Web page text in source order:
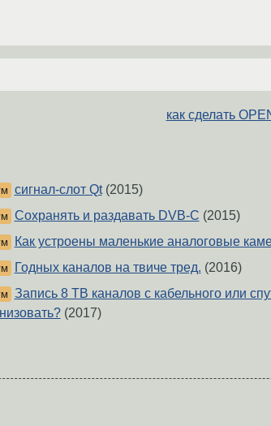
как сделать
сигнал-слот Qt(2015)
Сохранять и раздавать DVB-C (2015)
Как устроены маленькие аналоговые
Годных каналов на твиче тред. (2016)
Запись 8 ТВ каналов с кабельного или
(2017)